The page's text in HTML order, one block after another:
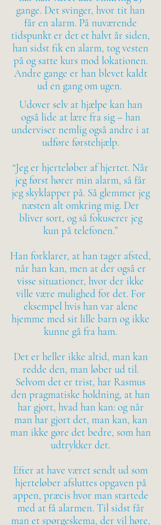
gange. Det svinger, hvor tit han
får en alarm. På nuværende
tidspunkt er det et halvt år siden,
han sidst fik en alarm, tog vesten
på og satte kurs mod lokationen.
Andre gange er han blevet kaldt
ud en gang om ugen.
Udover selv at hjælpe kan han
også lide at lære fra sig – han
underviser nemlig også andre i at
udføre førstehjælp.
“Jeg er hjerteløber af hjertet. Når
jeg først hører min alarm, så får
jeg skyklapper på. Så glemmer jeg
næsten alt omkring mig. Der
bliver sort, og så fokuserer jeg
kun på telefonen.”
Han forklarer, at han tager afsted,
når han kan, men at der også er
visse situationer, hvor der ikke
ville være mulighed for det. For
eksempel hvis han var alene
hjemme med sit lille barn og ikke
kunne gå fra ham.
Det er heller ikke altid, man kan
redde den, man løber ud til.
Selvom det er trist, har Rasmus
den pragmatiske holdning, at han
har gjort, hvad han kan: og når
man har gjort det, man kan, kan
man ikke gøre det bedre, som han
udtrykker det.
Efter at have været sendt ud som
hjerteløber afsluttes opgaven på
appen, præcis hvor man startede
med at få alarmen. Til sidst får
man et spørgeskema, der vil høre,